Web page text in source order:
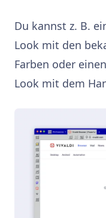
Du kannst z. B.
Look mit den
Farben oder
Look mit dem